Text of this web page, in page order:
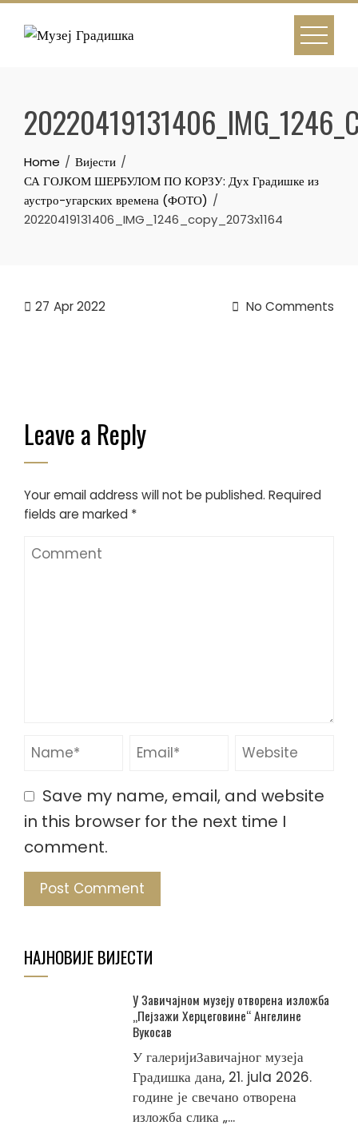
Skip
Home
Вијести
СА ГОЈКОМ ШЕРБУЛОМ ПО КОРЗУ: Дух Градишке из
аустро-угарских времена (ФОТО)
20220419131406_IMG_1246_copy_2073x1164
27 Apr 2022 No Comments
Leave a Reply
Your email address will not be published. Required
fields are marked *
Save my name, email, and website
in this browser for the next time I
comment.
НАЈНОВИЈЕ ВИЈЕСТИ
У Завичајном музеју отворена изложба
„Пејзажи Херцеговине“ Ангелине
Вукосав
У галеријиЗавичајног музеја
Градишка дана, 21. jula 2026.
године је свечано отворена
изложба слика „...